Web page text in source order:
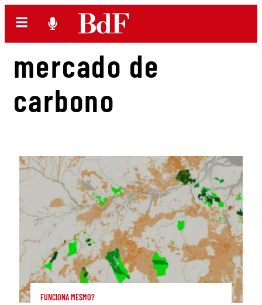
mercado de
carbono
FUNCIONA MESMO?